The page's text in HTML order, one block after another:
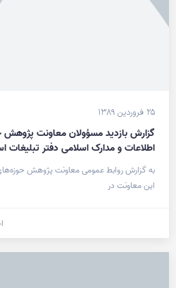
۲۵ فروردین ۱۳۸۹
گزارش بازديد مسؤولان معاونت پژوهش
اطلاعات و مدارک اسلامی دفتر تبليغات
به گزارش روابط عمومی معاونت پژوهش
اين معاونت در